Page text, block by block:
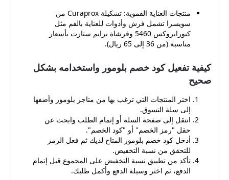
منتجات العناية الفموية: تشكيلة Curaprox من
سويسرا تشمل فرش وأدوات للعناية بالفم مثل
كيورابروكس 5460 وفرشاة برايم ستارت بأسعار
مناسبة (من 36 إلى 65 ريال).
كيفية تفعيل كود خصم بلومور واستخدامه بشكل
صحيح
اختر المنتجات التي ترغب بها من متاجر بلومور وأضفها
إلى سلة التسوق.
انتقل إلى صفحة السلة أو إتمام الطلب وابحث عن
حقل "رمز الخصم" أو "كود الخصم".
أدخل كود خصم بلومور المتاح لديك ثم فعل الرمز
للتحقق من نسبة التخفيض.
تأكد من تطبيق نسبة التخفيض على المجموع قبل إتمام
الدفع، ثم اختر وسيلة الدفع وأكمل طلبك.